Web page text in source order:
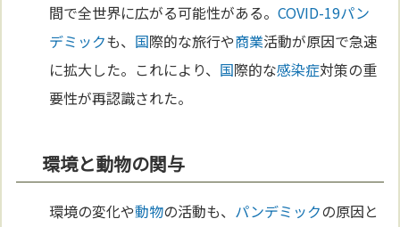
間で全世界に広がる可能性がある。COVID-19パン
デミックも、 国際的な旅行や商業活動が原因で急速
に拡大した。これにより、 国際的な感染症対策の重
要性が再認識された。
環境と動物の関与
環境の変化や動物の活動も、 パンデミックの原因と